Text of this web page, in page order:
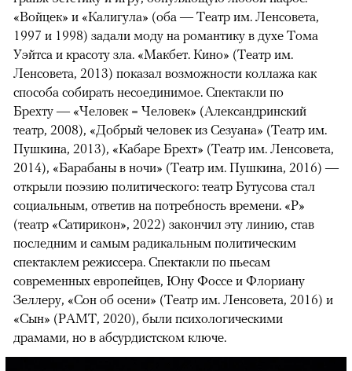
«Войцек» и «Калигула» (оба — Театр им. Ленсовета,
1997 и 1998) задали моду на романтику в духе Тома
Уэйтса и красоту зла. «Макбет. Кино» (Театр им.
Ленсовета, 2013) показал возможности коллажа как
способа собирать несоединимое. Спектакли по
Брехту — «Человек = Человек» (Александринский
театр, 2008), «Добрый человек из Сезуана» (Театр им.
Пушкина, 2013), «Кабаре Брехт» (Театр им. Ленсовета,
2014), «Барабаны в ночи» (Театр им. Пушкина, 2016) —
открыли поэзию политического: театр Бутусова стал
социальным, ответив на потребность времени. «Р»
(театр «Сатирикон», 2022) закончил эту линию, став
последним и самым радикальным политическим
спектаклем режиссера. Спектакли по пьесам
современных европейцев, Юну Фоссе и Флориану
Зеллеру, «Сон об осени» (Театр им. Ленсовета, 2016) и
«Сын» (РАМТ, 2020), были психологическими
драмами, но в абсурдистском ключе.